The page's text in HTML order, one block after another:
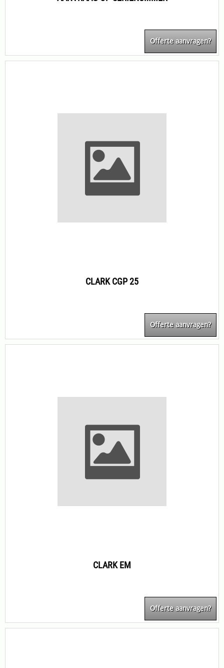
Offerte aanvragen?
CLARK CGP 25
Offerte aanvragen?
CLARK EM
Offerte aanvragen?